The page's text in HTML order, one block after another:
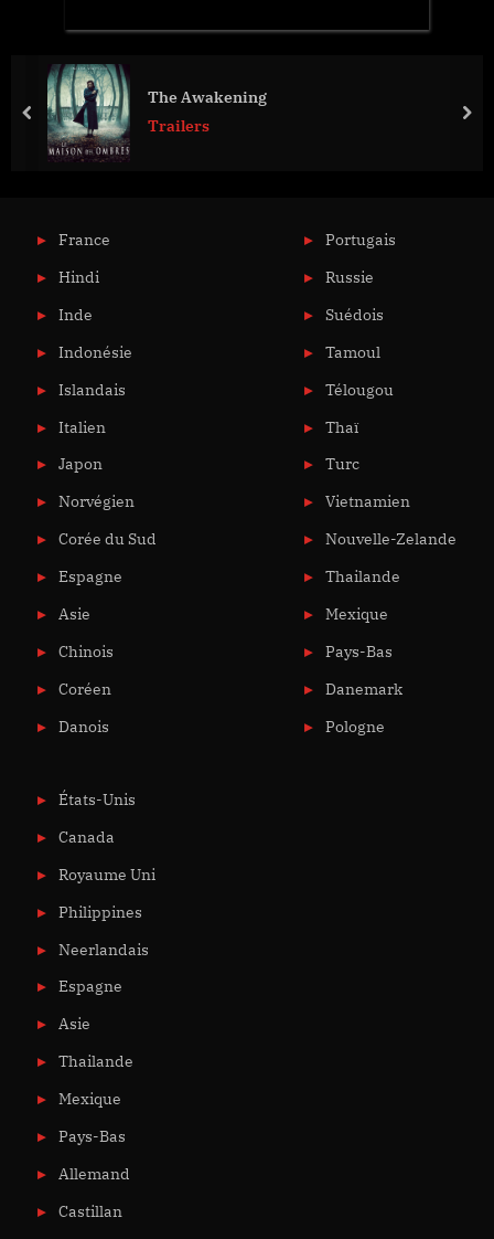
The Awakening
Trailers
prev
France
Hindi
Inde
Indonésie
Islandais
Italien
Japon
Norvégien
Corée du Sud
Espagne
Asie
Chinois
Coréen
Danois
Portugais
Russie
Suédois
Tamoul
Télougou
Thaï
Turc
Vietnamien
Nouvelle-Zelande
Thailande
Mexique
Pays-Bas
Danemark
Pologne
États-Unis
Canada
Royaume Uni
Philippines
Neerlandais
Espagne
Asie
Thailande
Mexique
Pays-Bas
Allemand
Castillan